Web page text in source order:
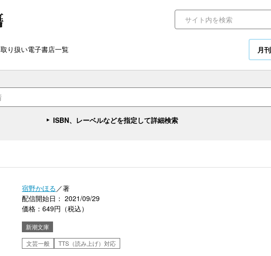
取り扱い電子書店一覧 月
ISBN、レーベルなどを指定して詳細検索
宿野かほる／著
配信開始日： 2021/09/29
価格：649円（税込）
新潮文庫
文芸一般
TTS（読み上げ）対応